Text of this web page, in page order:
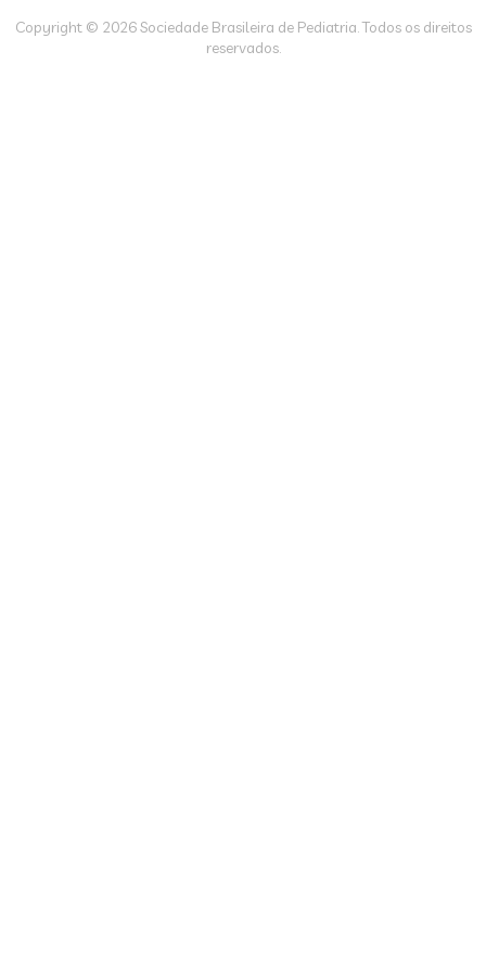
Copyright © 2026 Sociedade Brasileira de Pediatria. Todos os direitos
reservados.